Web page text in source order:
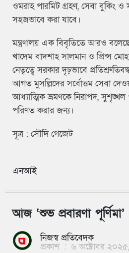
ওমরাহ পারমিট গ্রহণ, সেবা বুকিং ও
সহজভাবে করা যাবে।
মন্ত্রণালয় এক বিবৃতিতে আরও
খাদেম বাদশাহ সালমান ও প্রিন্স
নেতৃত্বে সরকার দৃঢ়ভাবে
আগত মুসল্লিদের সর্বোত্তম সেবা
আধ্যাত্মিক ভ্রমণকে নিরাপদ,
পরিণত করার জন্য।
সূত্র : সৌদি গেজেট
এনআই
আজ ‘শুভ প্রবারণা পূর্ণিমা’
নিজস্ব প্রতিবেদক
প্রকাশ : ৬ অক্টোবর